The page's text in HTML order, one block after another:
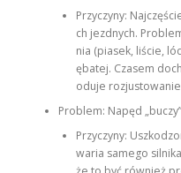
Przyczyny:
ch jezdnych.
nia (piasek, liście,
ębatej. Czasem
oduje rozjustowanie
Problem: Napęd
Przyczyny:
waria samego